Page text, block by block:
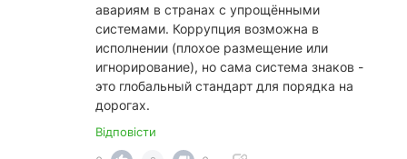
авариям в странах с упрощёнными
системами. Коррупция возможна в
исполнении (плохое размещение или
игнорирование), но сама система знаков -
это глобальный стандарт для порядка на
дорогах.
Відповісти